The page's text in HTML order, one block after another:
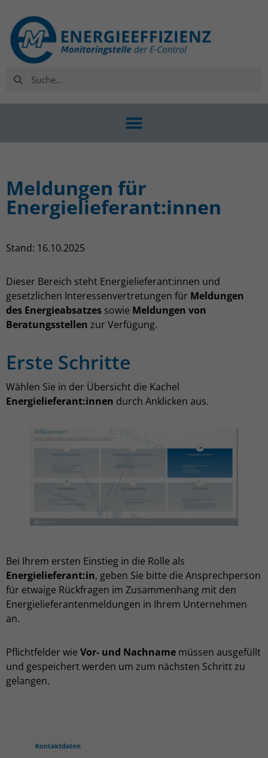
Meldungen für
Energielieferant:innen
Stand: 16.10.2025
Dieser Bereich steht Energielieferant:innen und
gesetzlichen Interessenvertretungen für Meldungen
des Energieabsatzes sowie Meldungen von
Beratungsstellen zur Verfügung.
Erste Schritte
Wählen Sie in der Übersicht die Kachel
Energielieferant:innen durch Anklicken aus.
Bei Ihrem ersten Einstieg in die Rolle als
Energielieferant:in, geben Sie bitte die Ansprechperson
für etwaige Rückfragen im Zusammenhang mit den
Energielieferantenmeldungen in Ihrem Unternehmen
an.
Pflichtfelder wie Vor- und Nachname müssen ausgefüllt
und gespeichert werden um zum nächsten Schritt zu
gelangen.